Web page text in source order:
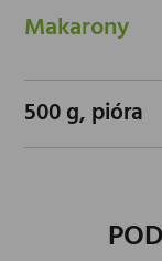
Makarony
500 g, pióra